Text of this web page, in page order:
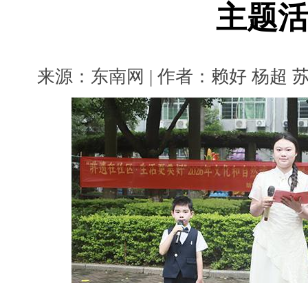
主题
来源：东南网 | 作者：赖好 杨超